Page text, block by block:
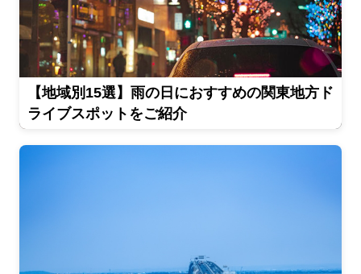
【地域別15選】雨の日におすすめの関東地方ド
ライブスポットをご紹介